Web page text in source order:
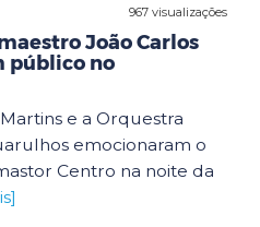
967 visualizações
João Carlos
público no
e a Orquestra
emocionaram o
Centro na noite da